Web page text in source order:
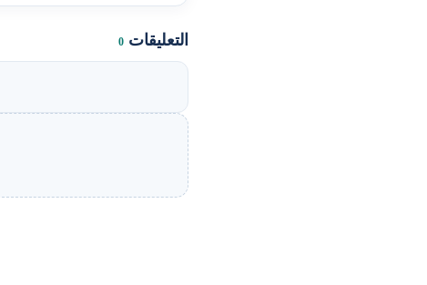
التعليقات 0